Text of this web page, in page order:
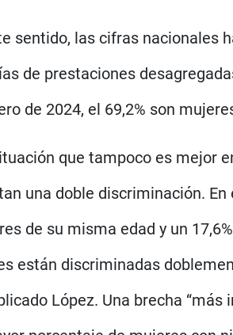
sentido, las cifras nacionales
de prestaciones
de 2024, el 69,2% son
que tampoco es mejor
una doble discriminación.
de su misma edad y un
están discriminadas
López. Una brecha